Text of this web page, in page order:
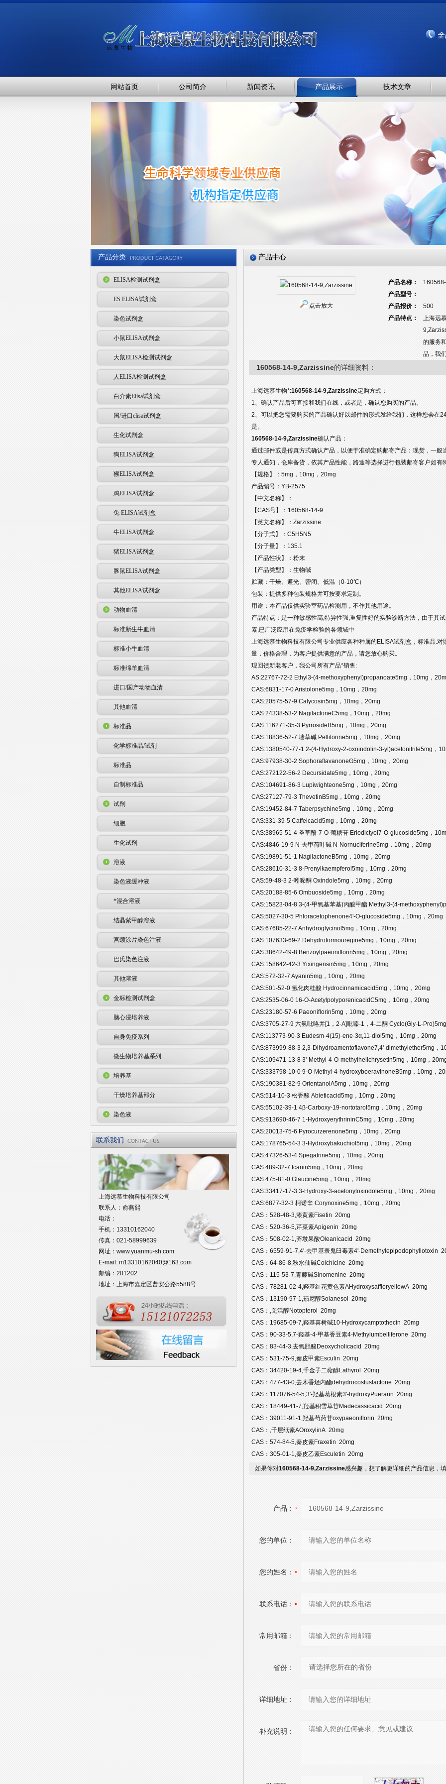
网站首页 公司简介 新闻资讯 产品展示 技术文章
产品分类
ELISA检测试剂盒
ES ELISA试剂盒
染色试剂盒
小鼠ELISA试剂盒
大鼠ELISA检测试剂盒
人ELISA检测试剂盒
白介素Elisa试剂盒
国/进口elisa试剂盒
生化试剂盒
狗ELISA试剂盒
猴ELISA试剂盒
鸡ELISA试剂盒
兔 ELISA试剂盒
牛ELISA试剂盒
猪ELISA试剂盒
豚鼠ELISA试剂盒
其他ELISA试剂盒
动物血清
标准新生牛血清
标准小牛血清
标准绵羊血清
进口/国产动物血清
其他血清
标准品
化学标准品/试剂
标准品
自制标准品
试剂
细胞
生化试剂
溶液
染色液缓冲液
*混合溶液
结晶紫甲醇溶液
宫颈涂片染色注液
巴氏染色注液
其他溶液
金标检测试剂盒
脑心浸培养液
自身免疫系列
微生物培养基系列
培养基
干燥培养基部分
染色液
联系我们
上海远慕生物科技有限公司
联系人：俞燕熙
电话：
手机：13310162040
传真：021-58999639
网址： www.yuanmu-sh.com
E-mail: m13310162040@163.com
邮编：201202
地址：上海市嘉定区曹安公路5588号
产品中心
点击放大
产品名称：
产品型号：
产品报价：
500
产品特点：
上海远
的服务
品，我
160568-14-9,Zarzissine的详细资料：
上海远慕生物*:160568-14-9,Zarzissine定购方式：
1、确认产品后可直接和我们在线，或者是，确认您购买的产品。
2、可以把您需要购买的产品确认好以邮件的形式发给我们，这样您会在
是。
160568-14-9,Zarzissine确认产品：
通过邮件或是传真方式确认产品，以便于准确定购邮寄产品：现货，一
专人通知，仓库备货，依其产品性能，路途等选择进行包装邮寄客户如有
【规格】：5mg，10mg，20mg
产品编号：YB-2575
【中文名称】：
【CAS号】：160568-14-9
【英文名称】：Zarzissine
【分子式】：C5H5N5
【分子量】：135.1
【产品性状】：粉末
【产品类型】：生物碱
贮藏：干燥、避光、密闭、低温（0-10℃）
包装：提供多种包装规格并可按要求定制。
用途：本产品仅供实验室药品检测用，不作其他用途。
产品特点：是一种敏感性高,特异性强,重复性好的实验诊断方法，由于其
素,已广泛应用在免疫学检验的各领域中
上海远慕生物科技有限公司专业供应各种种属的ELISA试剂盒，标准品.
量，价格合理，为客户提供满意的产品，请您放心购买。
现回馈新老客户，我公司所有产品*销售:
AS:22767-72-2 Ethyl3-(4-methoxyphenyl)propanoate5mg，10mg，
CAS:6831-17-0 Aristolone5mg，10mg，20mg
CAS:20575-57-9 Calycosin5mg，10mg，20mg
CAS:24338-53-2 NagilactoneC5mg，10mg，20mg
CAS:116271-35-3 PyrrosideB5mg，10mg，20mg
CAS:18836-52-7 墙草碱 Pellitorine5mg，10mg，20mg
CAS:1380540-77-1 2-(4-Hydroxy-2-oxoindolin-3-yl)acetonitrile5mg，
CAS:97938-30-2 SophoraflavanoneG5mg，10mg，20mg
CAS:272122-56-2 Decursidate5mg，10mg，20mg
CAS:104691-86-3 Lupiwighteone5mg，10mg，20mg
CAS:27127-79-3 ThevetinB5mg，10mg，20mg
CAS:19452-84-7 Taberpsychine5mg，10mg，20mg
CAS:331-39-5 Caffeicacid5mg，10mg，20mg
CAS:38965-51-4 圣草酚-7-O-葡糖苷 Eriodictyol7-O-glucoside5mg，
CAS:4846-19-9 N-去甲荷叶碱 N-Nornuciferine5mg，10mg，20mg
CAS:19891-51-1 NagilactoneB5mg，10mg，20mg
CAS:28610-31-3 8-Prenylkaempferol5mg，10mg，20mg
CAS:59-48-3 2-吲哚酮 Oxindole5mg，10mg，20mg
CAS:20188-85-6 Ombuoside5mg，10mg，20mg
CAS:15823-04-8 3-(4-甲氧基苯基)丙酸甲酯 Methyl3-(4-
CAS:5027-30-5 Phloracetophenone4'-O-glucoside5mg，10mg，20mg
CAS:67685-22-7 Anhydroglycinol5mg，10mg，20mg
CAS:107633-69-2 Dehydroformouregine5mg，10mg，20mg
CAS:38642-49-8 Benzoylpaeoniflorin5mg，10mg，20mg
CAS:158642-42-3 Yixingensin5mg，10mg，20mg
CAS:572-32-7 Ayanin5mg，10mg，20mg
CAS:501-52-0 氢化肉桂酸 Hydrocinnamicacid5mg，10mg，20mg
CAS:2535-06-0 16-O-AcetylpolyporenicacidC5mg，10mg，20mg
CAS:23180-57-6 Paeoniflorin5mg，10mg，20mg
CAS:3705-27-9 六氢吡咯并[1，2-A]吡嗪-1，4-二酮 Cyclo(Gly-L-
CAS:113773-90-3 Eudesm-4(15)-ene-3α,11-diol5mg，10mg，20mg
CAS:873999-88-3 2,3-Dihydroamentoflavone7,4'-dimethylether5mg，
CAS:109471-13-8 3'-Methyl-4-O-methylhelichrysetin5mg，10mg，
CAS:333798-10-0 9-O-Methyl-4-hydroxyboeravinoneB5mg，10mg，
CAS:190381-82-9 OrientanolA5mg，10mg，20mg
CAS:514-10-3 松香酸 Abieticacid5mg，10mg，20mg
CAS:55102-39-1 4β-Carboxy-19-nortotarol5mg，10mg，20mg
CAS:913690-46-7 1-HydroxyerythrininC5mg，10mg，20mg
CAS:20013-75-6 Pyrocurzerenone5mg，10mg，20mg
CAS:178765-54-3 3-Hydroxybakuchiol5mg，10mg，20mg
CAS:47326-53-4 Spegatrine5mg，10mg，20mg
CAS:489-32-7 Icariin5mg，10mg，20mg
CAS:475-81-0 Glaucine5mg，10mg，20mg
CAS:33417-17-3 3-Hydroxy-3-acetonyloxindole5mg，10mg，20mg
CAS:6877-32-3 柯诺辛 Corynoxine5mg，10mg，20mg
CAS：528-48-3,漆黄素Fisetin 20mg
CAS：520-36-5,芹菜素Apigenin 20mg
CAS：508-02-1,齐墩果酸Oleanicacid 20mg
CAS：6559-91-7,4'-去甲基表鬼臼毒素4'-Demethylepipodophyllotoxin
CAS：64-86-8,秋水仙碱Colchicine 20mg
CAS：115-53-7,青藤碱Sinomenine 20mg
CAS：78281-02-4,羟基红花黄色素AHydroxysaffloryellowA 20mg
CAS：13190-97-1,茄尼醇Solanesol 20mg
CAS：,羌活醇Notopterol 20mg
CAS：19685-09-7,羟基喜树碱10-Hydroxycamptothecin 20mg
CAS：90-33-5,7-羟基-4-甲基香豆素4-Methylumbelliferone 20mg
CAS：83-44-3,去氧胆酸Deoxycholicacid 20mg
CAS：531-75-9,秦皮甲素Esculin 20mg
CAS：34420-19-4,千金子二萜醇Lathyrol 20mg
CAS：477-43-0,去木香烃内酯dehydrocostuslactone 20mg
CAS：117076-54-5,3'-羟基葛根素3'-hydroxyPuerarin 20mg
CAS：18449-41-7,羟基积雪草苷Madecassicacid 20mg
CAS：39011-91-1,羟基芍药苷oxypaeoniflorin 20mg
CAS：,千层纸素AOroxylinA 20mg
CAS：574-84-5,秦皮素Fraxetin 20mg
CAS：305-01-1,秦皮乙素Esculetin 20mg
如果你对160568-14-9,Zarzissine感兴趣，想了解更详细的产品信息，
产品：
您的单位：
您的姓名：
联系电话：
常用邮箱：
省份：
详细地址：
补充说明：